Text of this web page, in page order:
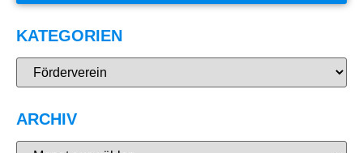
KATEGORIEN
ARCHIV